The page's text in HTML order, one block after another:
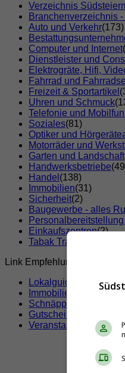
Verzeichnis
Branchenverzeichnis
Auto und Verkehr(173)
Computer und Internet
Dienstleister und
Elektrogräte, Hifi,
Fahrrad und
Freizeit & Sportartikel
Uhren und Schmuck
Telefonie und
Soziales(81)
Optiker und
Motorräder und
Garten und Landschaft
Handwerksbetriebe
Handel (138)
Immobilien(31)
Sicherheit(2)
Baugewerbe - alles
Einkaufszentren(2)
Tabak Trafik
Link Empfehlungen
Lokalguide
Immobilien
Schnäppchen
Gutscheine & Rabatte
Veranstaltungen